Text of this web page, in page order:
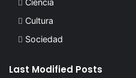
Ciencia
Cultura
Sociedad
Last Modified Posts